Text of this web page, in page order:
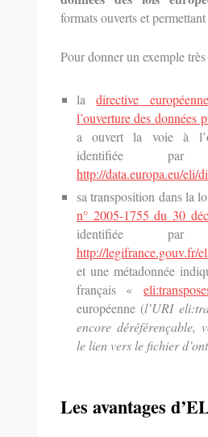
formats ouverts et
Pour donner un exemple
ladirective
l’ouverture des données
a ouvert la voie à l’
identifiée
http://data.europa.eu/eli/
sa transposition dans la
n° 2005-1755 du 30
identifiée
http://legifrance.gouv.fr/
et une métadonnée
français «
européenne (l’URI
encore déréférençable,
le lien vers le fichier
Les avantages